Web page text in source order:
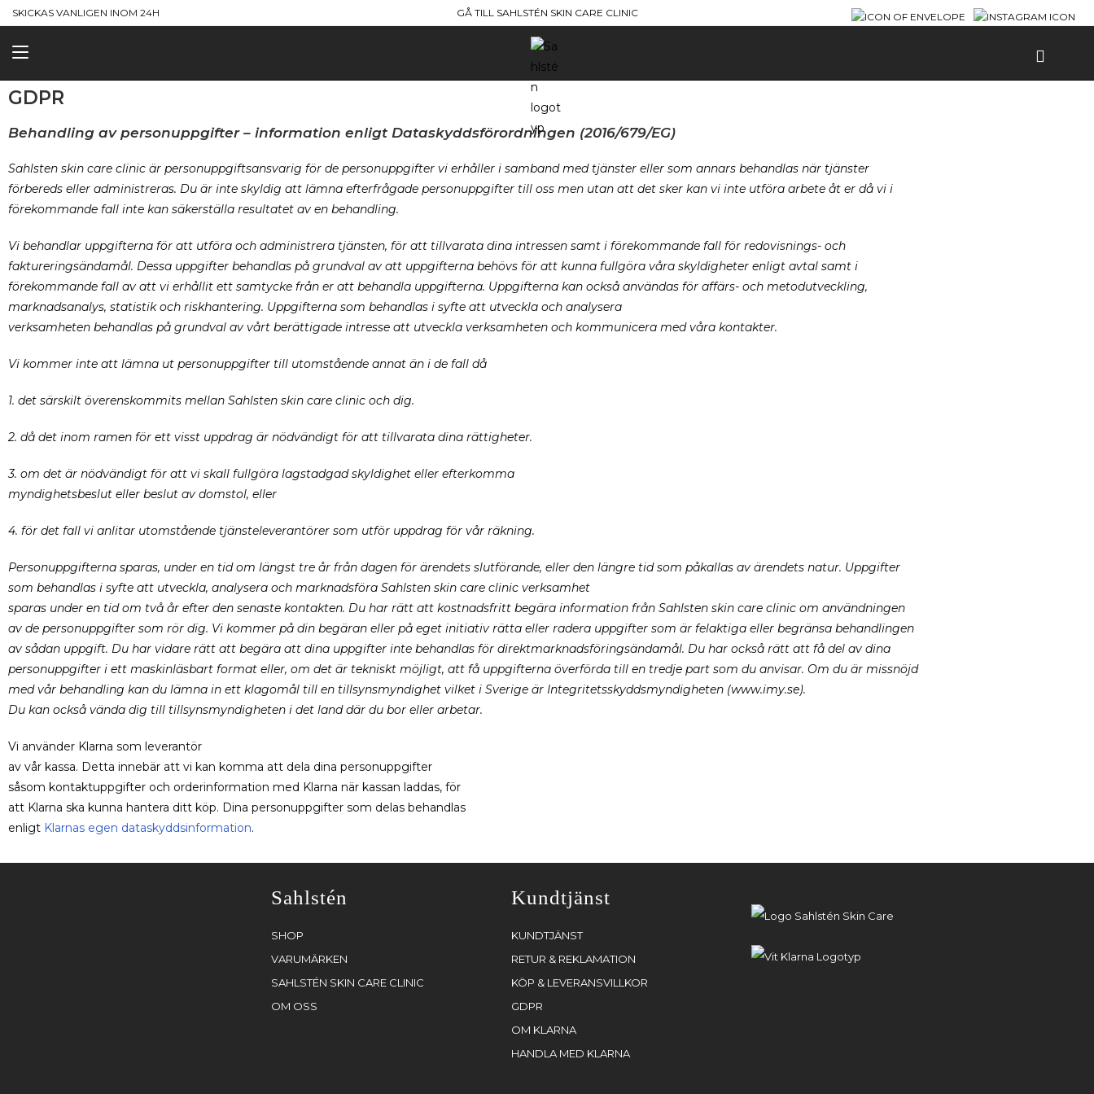
SKICKAS VANLIGEN INOM 24H GÅ TILL SAHLSTÉN SKIN CARE CLINIC
GDPR
Behandling av personuppgifter – information enligt Dataskyddsförordningen (2016/679/EG)
Sahlsten skin care clinic är personuppgiftsansvarig för de personuppgifter vi erhåller i samband med tjänster eller som annars behandlas när tjänster
förbereds eller administreras. Du är inte skyldig att lämna efterfrågade personuppgifter till oss men utan att det sker kan vi inte utföra arbete åt er då vi i
förekommande fall inte kan säkerställa resultatet av en behandling.
Vi behandlar uppgifterna för att utföra och administrera tjänsten, för att tillvarata dina intressen samt i förekommande fall för redovisnings- och
faktureringsändamål. Dessa uppgifter behandlas på grundval av att uppgifterna behövs för att kunna fullgöra våra skyldigheter enligt avtal samt i
förekommande fall av att vi erhållit ett samtycke från er att behandla uppgifterna. Uppgifterna kan också användas för affärs- och metodutveckling,
marknadsanalys, statistik och riskhantering. Uppgifterna som behandlas i syfte att utveckla och analysera
verksamheten behandlas på grundval av vårt berättigade intresse att utveckla verksamheten och kommunicera med våra kontakter.
Vi kommer inte att lämna ut personuppgifter till utomstående annat än i de fall då
1. det särskilt överenskommits mellan Sahlsten skin care clinic och dig.
2. då det inom ramen för ett visst uppdrag är nödvändigt för att tillvarata dina rättigheter.
3. om det är nödvändigt för att vi skall fullgöra lagstadgad skyldighet eller efterkomma
myndighetsbeslut eller beslut av domstol, eller
4. för det fall vi anlitar utomstående tjänsteleverantörer som utför uppdrag för vår räkning.
Personuppgifterna sparas, under en tid om längst tre år från dagen för ärendets slutförande, eller den längre tid som påkallas av ärendets natur. Uppgifter
som behandlas i syfte att utveckla, analysera och marknadsföra Sahlsten skin care clinic verksamhet
sparas under en tid om två år efter den senaste kontakten. Du har rätt att kostnadsfritt begära information från Sahlsten skin care clinic om användningen
av de personuppgifter som rör dig. Vi kommer på din begäran eller på eget initiativ rätta eller radera uppgifter som är felaktiga eller begränsa behandlingen
av sådan uppgift. Du har vidare rätt att begära att dina uppgifter inte behandlas för direktmarknadsföringsändamål. Du har också rätt att få del av dina
personuppgifter i ett maskinläsbart format eller, om det är tekniskt möjligt, att få uppgifterna överförda till en tredje part som du anvisar. Om du är missnöjd
med vår behandling kan du lämna in ett klagomål till en tillsynsmyndighet vilket i Sverige är Integritetsskyddsmyndigheten (www.imy.se).
Du kan också vända dig till tillsynsmyndigheten i det land där du bor eller arbetar.
Vi använder Klarna som leverantör
av vår kassa. Detta innebär att vi kan komma att dela dina personuppgifter
såsom kontaktuppgifter och orderinformation med Klarna när kassan laddas, för
att Klarna ska kunna hantera ditt köp. Dina personuppgifter som delas behandlas
enligt Klarnas egen dataskyddsinformation.
Sahlstén
SHOP
VARUMÄRKEN
SAHLSTÉN SKIN CARE CLINIC
OM OSS
Kundtjänst
KUNDTJÄNST
RETUR & REKLAMATION
KÖP & LEVERANSVILLKOR
GDPR
OM KLARNA
HANDLA MED KLARNA